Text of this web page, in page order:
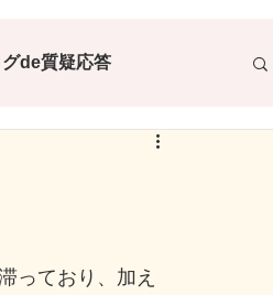
de質疑応答
っており、加え